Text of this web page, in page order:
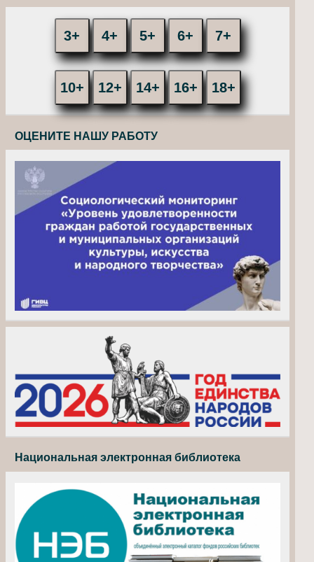
3+ 4+ 5+ 6+ 7+
10+ 12+ 14+ 16+ 18+
ОЦЕНИТЕ НАШУ РАБОТУ
Национальная электронная библиотека